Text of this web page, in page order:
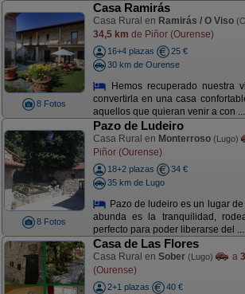
8 Fotos
Casa Ramirás
Casa Rural en Ramirás / O Viso
34,5 km de Piñor (Ourense)
16+4 plazas
25 €
30 km de Ourense
Hemos recuperado nuestra
convertirla en una casa
aquellos que quieran venir a con ...
8 Fotos
Pazo de Ludeiro
Casa Rural en Monterroso (Lugo)
Piñor (Ourense)
18+2 plazas
34 €
35 km de Lugo
Pazo de ludeiro es un lugar
abunda es la tranquilidad,
perfecto para poder liberarse del ...
Casa de Las Flores
Casa Rural en Sober (Lugo) a
(Ourense)
2+1 plazas
40 €